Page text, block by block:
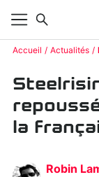
Accueil Actualités
la
Robin